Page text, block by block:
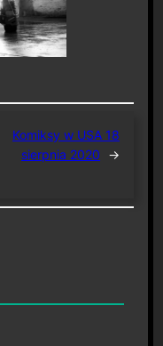
Komiksy w USA 18
sierpnia 2020
→